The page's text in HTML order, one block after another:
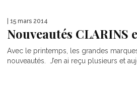
| 15 mars 2014
Nouveautés CLARINS
Avec le printemps, les grandes
nouveautés. J’en ai reçu plusieurs et